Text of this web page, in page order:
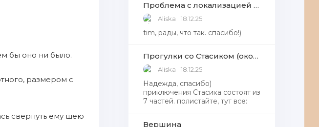
бы оно ни было.
размером с
свернуть ему шею
Проблема с локализацией языков Windows Defender, Microsoft Store в Windows 11
Aliska 18.12.25
tim, рады, что так. спасибо!)
Прогулки со Стасиком (окончание)
Aliska 18.12.25
Надежда, спасибо)
приключения Стасика состоят из
7 частей. полистайте, тут все:
Вершина